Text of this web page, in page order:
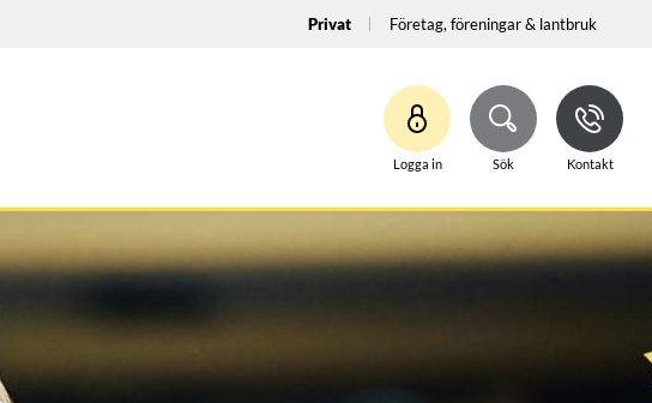
Privat Företag, föreningar & lantbruk
Logga in Sök Kontakt